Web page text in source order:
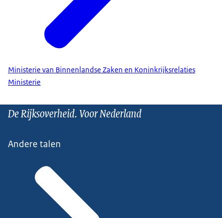
Ministerie van Binnenlandse Zaken en Koninkrijksrelaties
Ministerie
De Rijksoverheid. Voor Nederland
Andere talen